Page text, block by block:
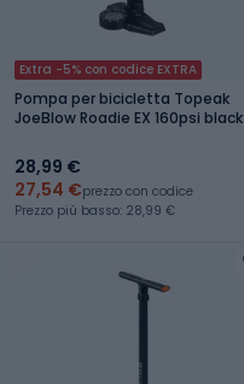
Extra -5% con codice EXTRA
Pompa per bicicletta Topeak
JoeBlow Roadie EX 160psi black
28,99 €
27,54 €prezzo con codice
Prezzo più basso: 28,99 €